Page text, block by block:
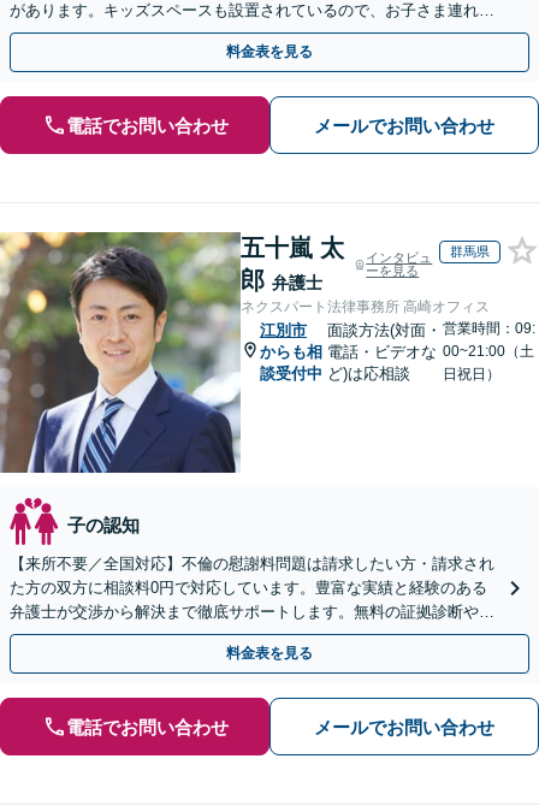
があります。キッズスペースも設置されているので、お子さま連れの
方も安心してご相談ください【WEB面談対応】
料金表を見る
電話でお問い合わせ メールでお問い合わせ
五十嵐 太
郎 弁護士
インタビュ
ーを見る
群馬県
ネクスパート法律事務所 高崎オフィス
江別市
からも相
談受付中
面談方法(対面・
電話・ビデオな
ど)は応相談
営業時間：09:
00~21:00（土
日祝日）
子の認知
【来所不要／全国対応】不倫の慰謝料問題は請求したい方・請求され
た方の双方に相談料0円で対応しています。豊富な実績と経験のある
弁護士が交渉から解決まで徹底サポートします。無料の証拠診断や着
手金の返還保証もありますので安心してご相談ください。
料金表を見る
電話でお問い合わせ メールでお問い合わせ